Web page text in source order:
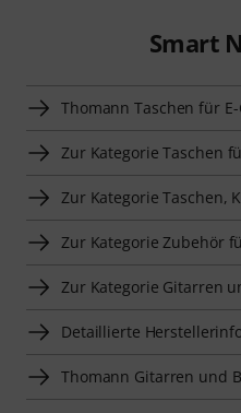
Smart
Thomann Taschen für
Zur Kategorie Taschen
Zur Kategorie Taschen,
Zur Kategorie Zubehör
Zur Kategorie Gitarren
Detaillierte
Thomann Gitarren und